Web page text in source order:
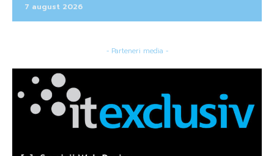
7 august 2026
- Parteneri media -